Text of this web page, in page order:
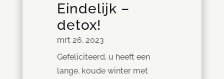
Eindelijk –
detox!
mrt 26, 2023
Gefeliciteerd, u heeft een
lange, koude winter met